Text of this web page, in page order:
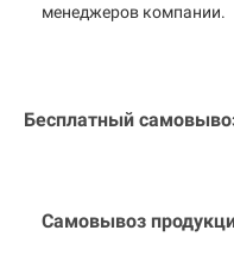
менеджеров компании.
Бесплатный
Самовывоз